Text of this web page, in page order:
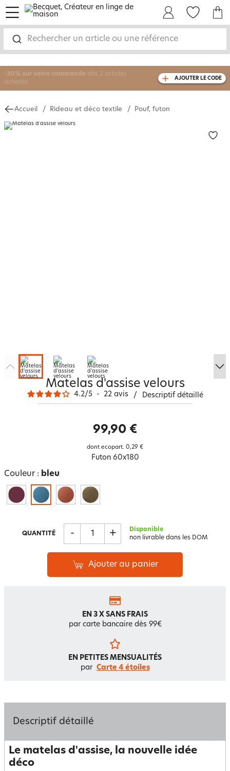
Rechercher un article ou une référence
menu
-30% sur votre commande dès 2 articles
achetés
avec le code
AJOUTER LE CODE
Accueil Rideau et déco textile Pouf, futon
Matelas d'assise velours
4.2/5 - 22 avis / Descriptif détaillé
99,90 €
dont ecopart. 0,29 €
Futon 60x180
Couleur : bleu
QUANTITÉ - +
Disponible
non livrable dans les DOM
Ajouter au panier
EN 3 X SANS FRAIS
par carte bancaire dès 99€
EN PETITES MENSUALITÉS
par Carte 4 étoiles
Descriptif détaillé
Le matelas d'assise, la nouvelle idée
déco